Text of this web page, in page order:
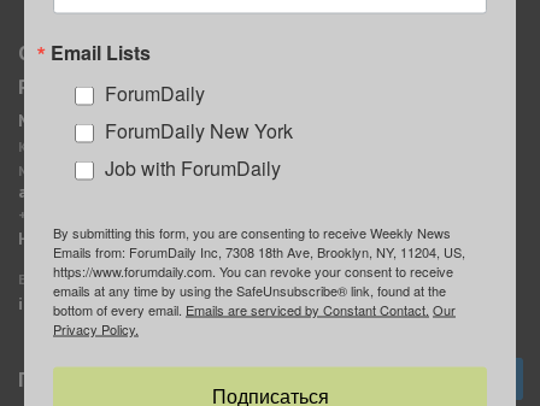
О нас
Реклама
MediaKit
Контактное лицо:
Марина Баранчук
ad@forumdaily.com
+1 347-604-1261
Наши рекламодатели
E-mail редакции:
info@forumdaily.com
Группа “ИЩУ СОВЕТА”
ForumDaily
Подписка
Email Lists
ForumDaily
ForumDaily New York
Job with ForumDaily
By submitting this form, you are consenting to receive Weekly News
Emails from: ForumDaily Inc, 7308 18th Ave, Brooklyn, NY, 11204, US,
https://www.forumdaily.com. You can revoke your consent to receive
emails at any time by using the SafeUnsubscribe® link, found at the
bottom of every email. Emails are serviced by Constant Contact. Our
Privacy Policy.
Подписаться